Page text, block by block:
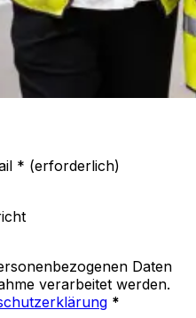
* (erforderlich)
Daten
verarbeitet werden.
*